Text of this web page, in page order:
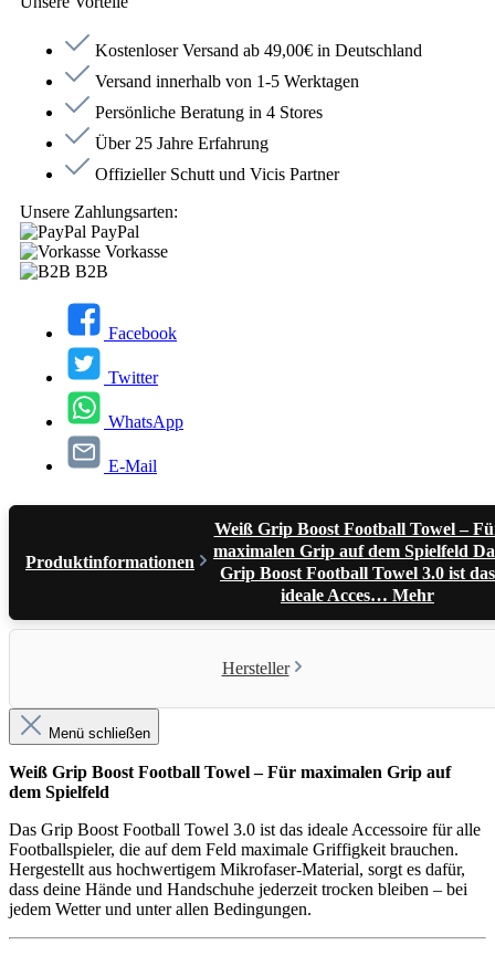
Kostenloser Versand ab 49,00€ in Deutschland
Versand innerhalb von 1-5 Werktagen
Persönliche Beratung in 4 Stores
Über 25 Jahre Erfahrung
Offizieller Schutt und Vicis Partner
Unsere Zahlungsarten:
PayPal
Vorkasse
B2B
Facebook
Twitter
WhatsApp
E-Mail
Produktinformationen
Weiß Grip Boost Football Towel –
maximalen Grip auf dem Spielfeld
Grip Boost Football Towel 3.0 ist das
ideale Acces… Mehr
Hersteller
Menü schließen
Weiß Grip Boost Football Towel – Für maximalen Grip auf
dem Spielfeld
Das Grip Boost Football Towel 3.0 ist das ideale Accessoire für alle
Footballspieler, die auf dem Feld maximale Griffigkeit brauchen.
Hergestellt aus hochwertigem Mikrofaser-Material, sorgt es dafür,
dass deine Hände und Handschuhe jederzeit trocken bleiben – bei
jedem Wetter und unter allen Bedingungen.